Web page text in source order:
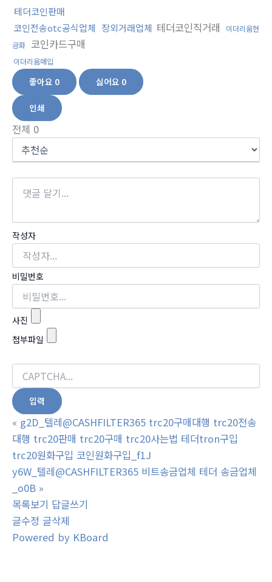
테더코인판매
코인전송otc공식업체 장외거래업체 테더코인직거래
이더리움현
금화 코인카드구매
이더리움매입
좋아요 0 싫어요 0
인쇄
전체 0
작성자
비밀번호
사진
첨부파일
« g2D_텔레@CASHFILTER365 trc20구매대행 trc20전송
대행 trc20판매 trc20구매 trc20사는법 테더tron구입
trc20원화구입 코인원화구입_f1J
y6W_텔레@CASHFILTER365 비트송금업체 테더 송금업체
_o0B »
목록보기 답글쓰기
글수정 글삭제
Powered by KBoard